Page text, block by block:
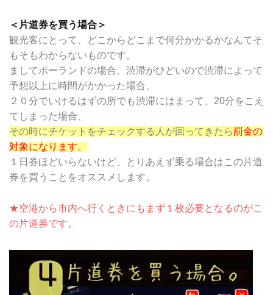
＜片道券を買う場合＞
観光客にとって、どこからどこまで何分かかるかなんてそ
もそもわからないものです。
ましてポーランドの場合、渋滞がひどいので渋滞によって
予想以上に時間がかかった場合、
２０分でいけるはずの所でも渋滞にはまって、20分をこえ
てしまった場合、
その時にチケットをチェックする人が回ってきたら罰金の
対象になります。
１日券ほどいらないけど、とりあえず乗る場合はこの片道
券を買うことをオススメします。
★空港から市内へ行くときにもまず１枚必要となるのがこ
の片道券です。